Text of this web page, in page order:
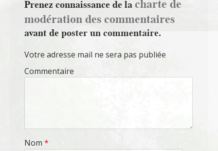
Prenez connaissance de lacharte de
modération des commentaires
avant de poster un commentaire.
Votre adresse mail ne sera pas publiée
Commentaire
Nom *